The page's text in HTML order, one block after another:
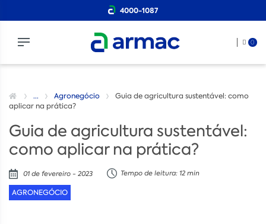
4000-1087
0
... Agronegócio
Guia de agricultura sustentável: como
aplicar na prática?
Guia de agricultura sustentável:
como aplicar na prática?
01 de fevereiro - 2023 Tempo de leitura: 12 min
AGRONEGÓCIO